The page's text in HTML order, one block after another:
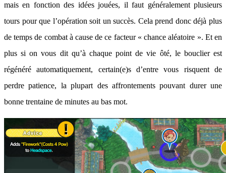
mais en fonction des idées jouées, il faut généralement plusieurs
tours pour que l’opération soit un succès. Cela prend donc déjà plus
de temps de combat à cause de ce facteur « chance aléatoire ». Et en
plus si on vous dit qu’à chaque point de vie ôté, le bouclier est
régénéré automatiquement, certain(e)s d’entre vous risquent de
perdre patience, la plupart des affrontements pouvant durer une
bonne trentaine de minutes au bas mot.